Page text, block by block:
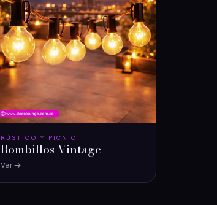
RÚSTICO Y PICNIC
Bombillos Vintage
Ver